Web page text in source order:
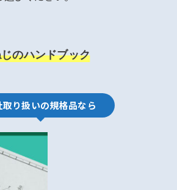
のハンドブック
取り扱いの規格品なら